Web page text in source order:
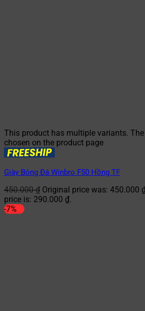
This product has multiple variants.
chosen on the product page
Giày Bóng Đá Winbro F50 Hồng TF
450.000₫ Original price was: 450.000
price is: 290.000 ₫.
-7%